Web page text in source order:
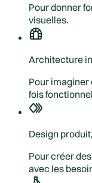
Pour donner
visuelles.
Architecture
Pour
fois
Design
Pour créer
avec les